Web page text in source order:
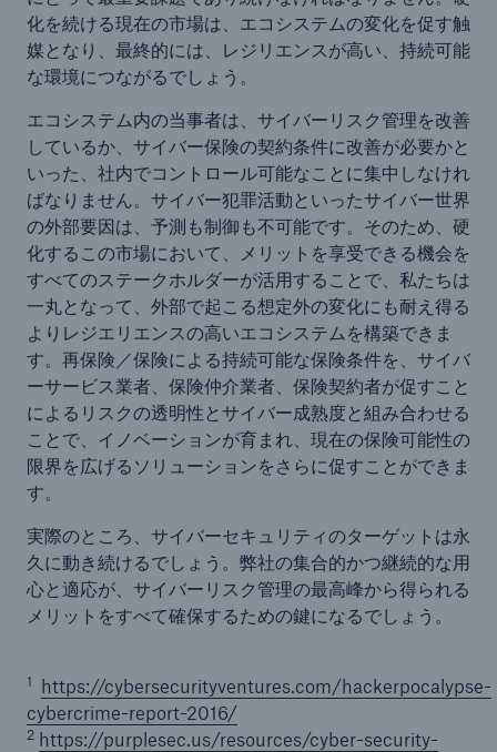
化を続ける現在の市場は、エコシステムの変化を促す触
媒となり、最終的には、レジリエンスが高い、持続可能
な環境につながるでしょう。
エコシステム内の当事者は、サイバーリスク管理を改善
しているか、サイバー保険の契約条件に改善が必要かと
いった、社内でコントロール可能なことに集中しなけれ
ばなりません。サイバー犯罪活動といったサイバー世界
の外部要因は、予測も制御も不可能です。そのため、硬
化するこの市場において、メリットを享受できる機会を
すべてのステークホルダーが活用することで、私たちは
一丸となって、外部で起こる想定外の変化にも耐え得る
よりレジエリエンスの高いエコシステムを構築できま
す。再保険／保険による持続可能な保険条件を、サイバ
ーサービス業者、保険仲介業者、保険契約者が促すこと
によるリスクの透明性とサイバー成熟度と組み合わせる
ことで、イノベーションが育まれ、現在の保険可能性の
限界を広げるソリューションをさらに促すことができま
す。
実際のところ、サイバーセキュリティのターゲットは永
久に動き続けるでしょう。弊社の集合的かつ継続的な用
心と適応が、サイバーリスク管理の最高峰から得られる
メリットをすべて確保するための鍵になるでしょう。
1
https://cybersecurityventures.com/hackerpocalypse-
cybercrime-report-2016/
2 https://purplesec.us/resources/cyber-security-